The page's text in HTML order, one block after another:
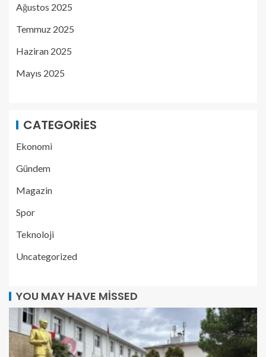
Ağustos 2025
Temmuz 2025
Haziran 2025
Mayıs 2025
CATEGORIES
Ekonomi
Gündem
Magazin
Spor
Teknoloji
Uncategorized
YOU MAY HAVE MISSED